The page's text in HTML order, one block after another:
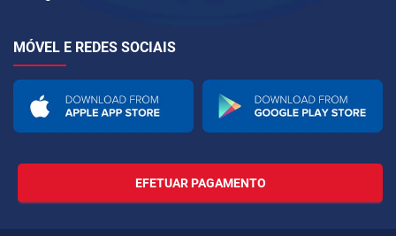
MÓVEL E REDES SOCIAIS
EFETUAR PAGAMENTO